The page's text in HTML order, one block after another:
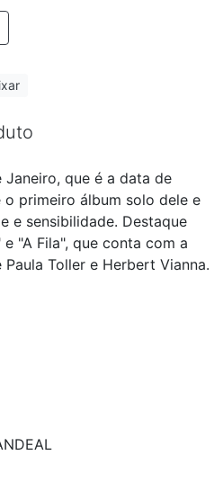
Janeiro, que é a data de
primeiro álbum solo dele e
e sensibilidade. Destaque
"A Fila", que conta com a
Toller e Herbert Vianna.